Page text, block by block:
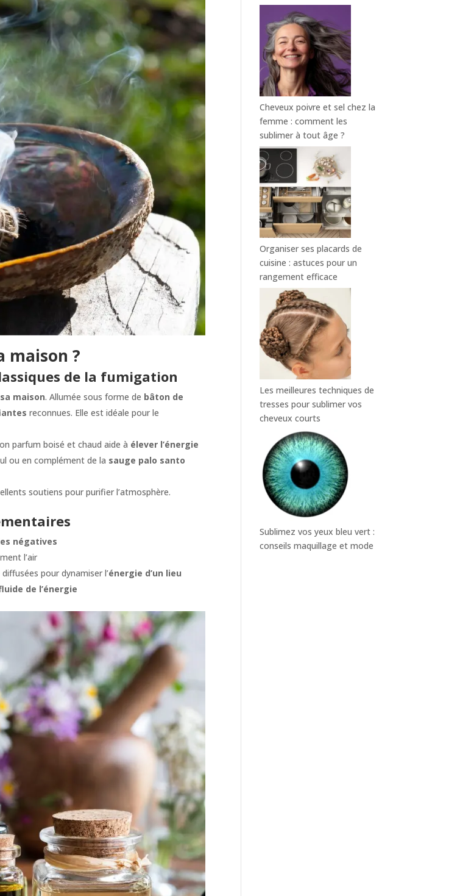
maison ?
de la fumigation
maison. Allumée sous forme de bâton de
reconnues. Elle est idéale pour le
parfum boisé et chaud aide à élever l’énergie
ou en complément de la sauge palo santo
soutiens pour purifier l’atmosphère.
négatives
l’air
pour dynamiser l’énergie d’un lieu
de l’énergie
Cheveux poivre et sel chez la
femme : comment les
sublimer à tout âge ?
Organiser ses placards de
cuisine : astuces pour un
rangement efficace
Les meilleures techniques de
tresses pour sublimer vos
cheveux courts
Sublimez vos yeux bleu vert :
conseils maquillage et mode